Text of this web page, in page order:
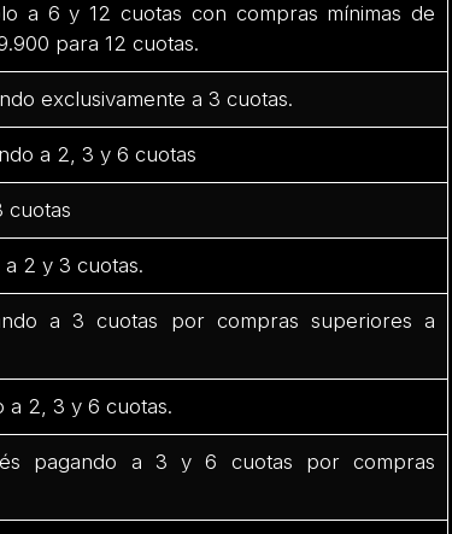
a 6 y 12 cuotas con compras mínimas de
para 12 cuotas.
exclusivamente a 3 cuotas.
a 2, 3 y 6 cuotas
cuotas
2 y 3 cuotas.
a 3 cuotas por compras superiores a
a 2, 3 y 6 cuotas.
pagando a 3 y 6 cuotas por compras